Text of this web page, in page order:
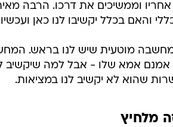
וממשיכים את דרכו. הרבה
והאם בכלל יקשיבו לנו כאן
מחשבה מוטעית שיש לנו בראש.
אמנם אמא שלו - אבל למה שיקשיב
שהוא לא יקשיב לנו במציאות.
מלחיץ